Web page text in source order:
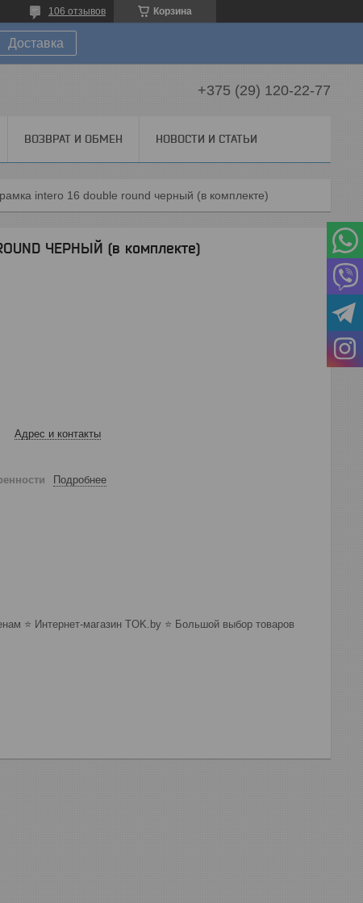
Корзина
106 отзывов
Доставка
+375 (29) 120-22-77
ВОЗВРАТ И ОБМЕН НОВОСТИ И СТАТЬИ
intero 16 double round черный (в комплекте)
ЧЕРНЫЙ (в комплекте)
Адрес и контакты
Подробнее
⭐️ Интернет-магазин TOK.by ⭐️ Большой выбор товаров